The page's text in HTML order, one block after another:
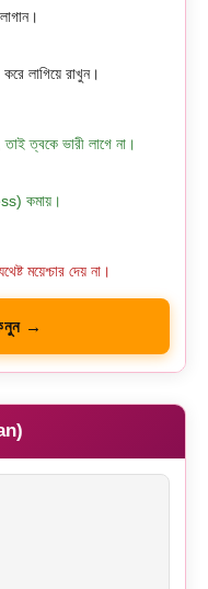
লাগিয়ে রাখুন।
ত্বকে ভারী লাগে না।
কমায়।
ময়েশ্চার দেয় না।
→